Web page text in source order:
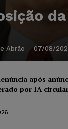
Abrão - 07/08/
após
por IA